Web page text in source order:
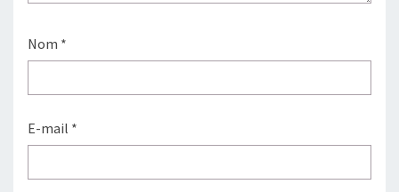
Nom *
E-mail *